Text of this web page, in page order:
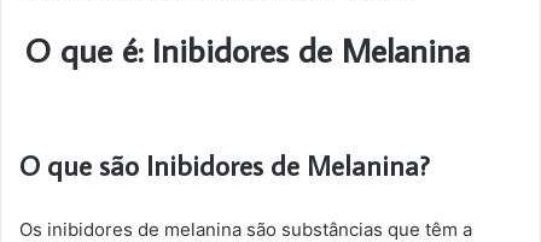
O que é: Inibidores de Melanina
O que são Inibidores de Melanina?
Os inibidores de melanina são substâncias que têm a